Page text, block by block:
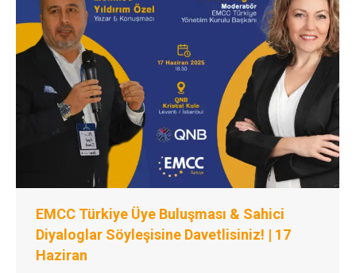
EMCC Türkiye Üye Buluşması & Sahici
Diyaloglar Söyleşisine Davetlisiniz! | 17
Haziran